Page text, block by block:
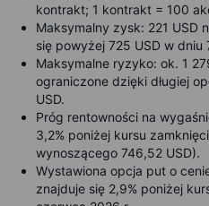
kontrakt; 1 kontrakt = 100
Maksymalny zysk: 221 USD
się powyżej 725 USD w dniu
Maksymalne ryzyko: ok. 1
ograniczone dzięki długiej
USD.
Próg rentowności na
3,2% poniżej kursu
wynoszącego 746,52 USD).
Wystawiona opcja put o
znajduje się 2,9% poniżej